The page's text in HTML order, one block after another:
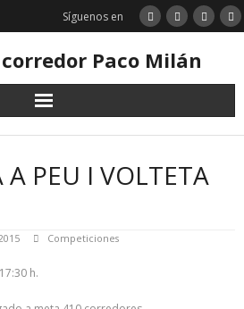
Síguenos en
Paco Milán
A PEU I VOLTETA
Competiciones
h.